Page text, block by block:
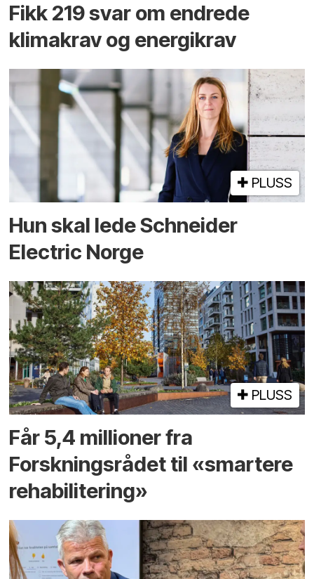
Fikk 219 svar om endrede
klimakrav og energikrav
PLUSS
Hun skal lede Schneider
Electric Norge
PLUSS
Får 5,4 millioner fra
Forskningsrådet til «smartere
rehabilitering»